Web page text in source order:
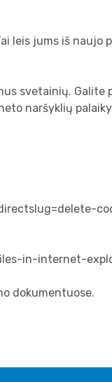
leis jums iš naujo
svetainių. Galite
naršyklių
in-internet-
dokumentuose.